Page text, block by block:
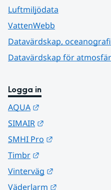
Luftmiljödata
VattenWebb
Datavärdskap,
Datavärdskap för
Logga in
AQUA
SIMAIR
SMHI Pro
Timbr
Vinterväg
Väderlarm